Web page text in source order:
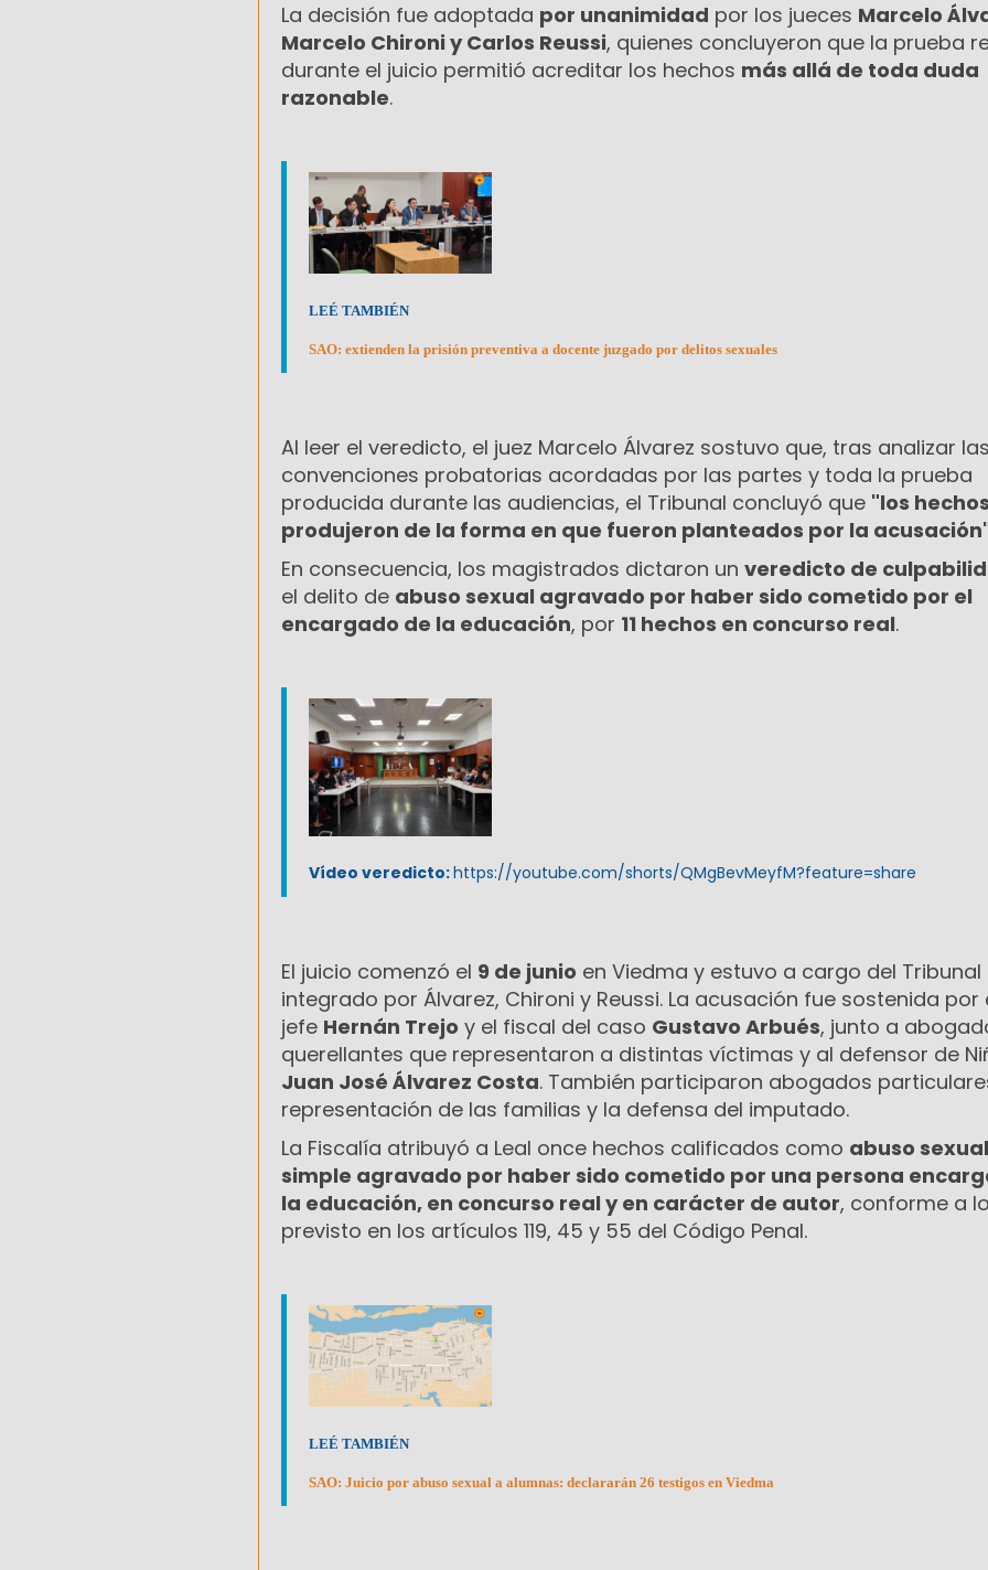
La decisión fue adoptada por unanimidad por los jueces Marcelo
Marcelo Chironi y Carlos Reussi, quienes concluyeron que la prueba
durante el juicio permitió acreditar los hechos más allá de toda duda
razonable.
LEÉ TAMBIÉN
SAO: extienden la prisión preventiva a docente juzgado por delitos sexuales
Al leer el veredicto, el juez Marcelo Álvarez sostuvo que, tras analizar las
convenciones probatorias acordadas por las partes y toda la prueba
producida durante las audiencias, el Tribunal concluyó que "los
produjeron de la forma en que fueron planteados por la
En consecuencia, los magistrados dictaron un veredicto de
el delito de abuso sexual agravado por haber sido cometido por el
encargado de la educación, por 11 hechos en concurso real.
Vídeo veredicto:https://youtube.com/shorts/QMgBevMeyfM?feature=share
El juicio comenzó el 9 de junio en Viedma y estuvo a cargo del Tribunal
integrado por Álvarez, Chironi y Reussi. La acusación fue sostenida por
jefe Hernán Trejo y el fiscal del caso Gustavo Arbués, junto a
querellantes que representaron a distintas víctimas y al defensor de
Juan José Álvarez Costa. También participaron abogados
representación de las familias y la defensa del imputado.
La Fiscalía atribuyó a Leal once hechos calificados como abuso sexual
simple agravado por haber sido cometido por una persona
la educación, en concurso real y en carácter de autor, conforme a lo
previsto en los artículos 119, 45 y 55 del Código Penal.
LEÉ TAMBIÉN
SAO: Juicio por abuso sexual a alumnas: declararán 26 testigos en Viedma